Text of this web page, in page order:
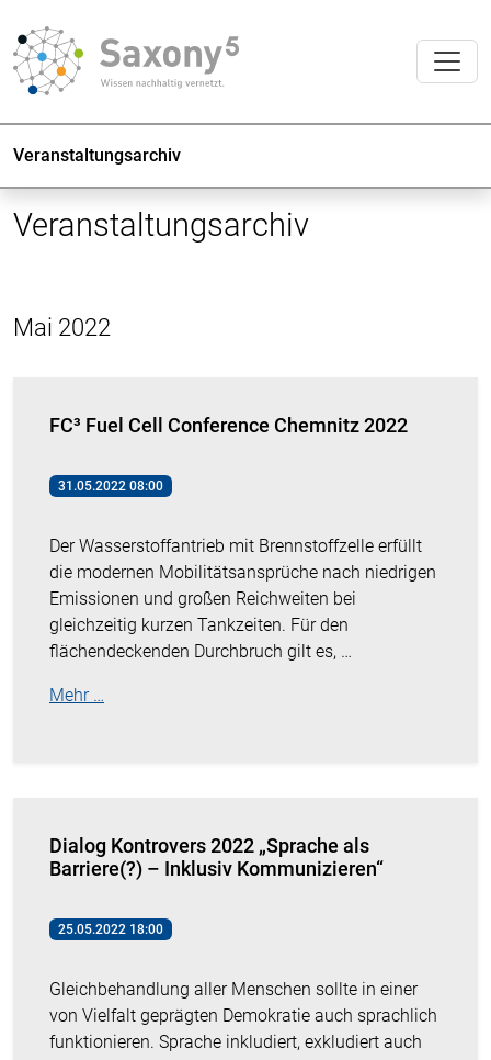
Veranstaltungsarchiv
Veranstaltungsarchiv
Mai 2022
FC³ Fuel Cell Conference Chemnitz 2022
31.05.2022 08:00
Der Wasserstoffantrieb mit Brennstoffzelle erfüllt
die modernen Mobilitätsansprüche nach niedrigen
Emissionen und großen Reichweiten bei
gleichzeitig kurzen Tankzeiten. Für den
flächendeckenden Durchbruch gilt es, …
Mehr …
Dialog Kontrovers 2022 „Sprache als
Barriere(?) – Inklusiv Kommunizieren“
25.05.2022 18:00
Gleichbehandlung aller Menschen sollte in einer
von Vielfalt geprägten Demokratie auch sprachlich
funktionieren. Sprache inkludiert, exkludiert auch